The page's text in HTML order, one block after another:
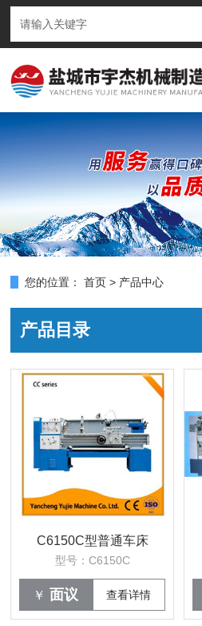
您的位置： 首页 > 产品中心
产品目录
C6150C型普通车床
型号：C6150C
￥ 面议 查看详情